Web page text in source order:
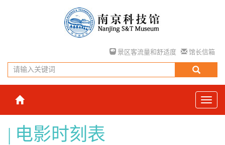
景区客流量和舒适度 馆长信箱
电影时刻表